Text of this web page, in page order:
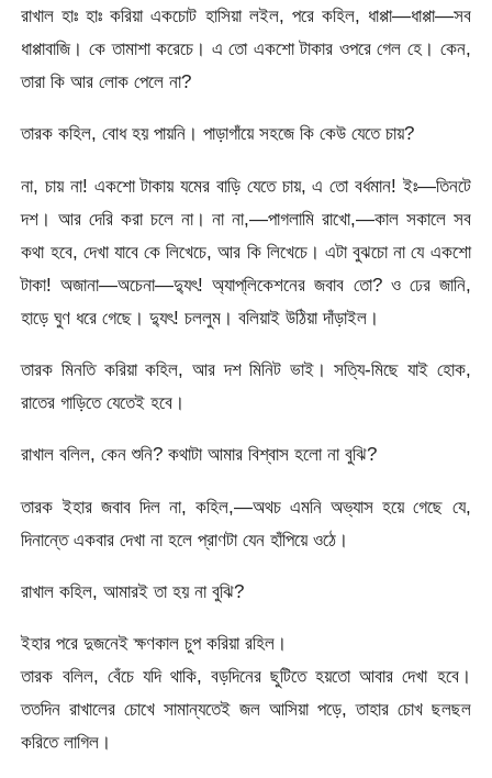
রাখাল হাঃ হাঃ করিয়া একচোট হাসিয়া লইল, পরে কহিল, ধাপ্পা—ধাপ্পা—সব
ধাপ্পাবাজি। কে তামাশা করেচে। এ তো একশো টাকার ওপরে গেল হে। কেন,
তারা কি আর লোক পেলে না?
তারক কহিল, বোধ হয় পায়নি। পাড়াগাঁয়ে সহজে কি কেউ যেতে চায়?
না, চায় না! একশো টাকায় যমের বাড়ি যেতে চায়, এ তো বর্ধমান! ইঃ—তিনটে
দশ। আর দেরি করা চলে না। না না,—পাগলামি রাখো,—কাল সকালে সব
কথা হবে, দেখা যাবে কে লিখেচে, আর কি লিখেচে। এটা বুঝচো না যে একশো
টাকা! অজানা—অচেনা—দ্যুৎ! অ্যাপ্‌লিকেশনের জবাব তো? ও ঢের জানি,
হাড়ে ঘুণ ধরে গেছে। দ্যুৎ! চললুম। বলিয়াই উঠিয়া দাঁড়াইল।
তারক মিনতি করিয়া কহিল, আর দশ মিনিট ভাই। সত্যি-মিছে যাই হোক,
রাতের গাড়িতে যেতেই হবে।
রাখাল বলিল, কেন শুনি? কথাটা আমার বিশ্বাস হলো না বুঝি?
তারক ইহার জবাব দিল না, কহিল,—অথচ এমনি অভ্যাস হয়ে গেছে যে,
দিনান্তে একবার দেখা না হলে প্রাণটা যেন হাঁপিয়ে ওঠে।
রাখাল কহিল, আমারই তা হয় না বুঝি?
ইহার পরে দুজনেই ক্ষণকাল চুপ করিয়া রহিল।
তারক বলিল, বেঁচে যদি থাকি, বড়দিনের ছুটিতে হয়তো আবার দেখা হবে।
ততদিন রাখালের চোখে সামান্যতেই জল আসিয়া পড়ে, তাহার চোখ ছলছল
করিতে লাগিল।